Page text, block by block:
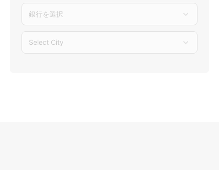
銀行を選択
Select City